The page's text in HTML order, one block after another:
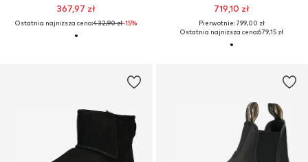
367,97 zł
Ostatnia najniższa cena:432,90 zł-15%
719,10 zł
Pierwotnie: 799,00 zł
Ostatnia najniższa cena:679,15 zł